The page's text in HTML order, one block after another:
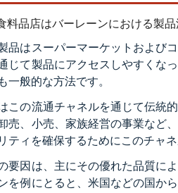
料品店はバーレーンにおける製
品はスーパーマーケットおよび
じて製品にアクセスしやすくな
一般的な方法です。
この流通チャネルを通じて伝統
売、小売、家族経営の事業など
ティを確保するためにこのチャネ
要因は、主にその優れた品質に
を例にとると、米国などの国か